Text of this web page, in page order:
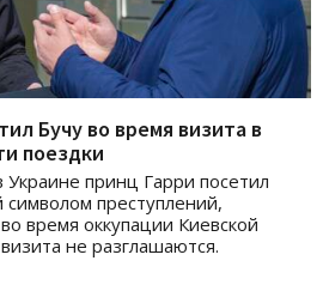
Бучу во время визита в
поездки
принц Гарри посетил
преступлений,
время оккупации Киевской
не разглашаются.